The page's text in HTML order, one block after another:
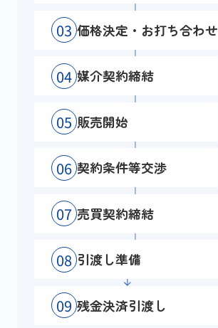
03 価格決定・お打ち合わせ
04 媒介契約締結
05 販売開始
06 契約条件等交渉
07 売買契約締結
08 引渡し準備
09 残金決済引渡し